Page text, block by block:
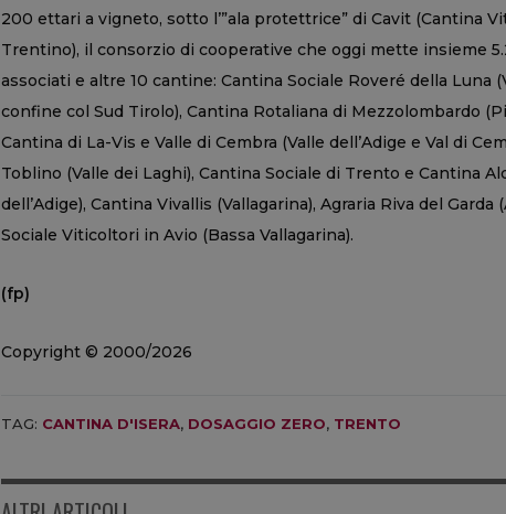
200 ettari a vigneto, sotto l’”ala protettrice” di Cavit (Cantina
Trentino), il consorzio di cooperative che oggi mette insieme
associati e altre 10 cantine: Cantina Sociale Roveré della Luna
confine col Sud Tirolo), Cantina Rotaliana di Mezzolombardo
Cantina di La-Vis e Valle di Cembra (Valle dell’Adige e Val di
Toblino (Valle dei Laghi), Cantina Sociale di Trento e Cantina
dell’Adige), Cantina Vivallis (Vallagarina), Agraria Riva del Garda
Sociale Viticoltori in Avio (Bassa Vallagarina).
(fp)
Copyright © 2000/2026
TAG: CANTINA D'ISERA, DOSAGGIO ZERO, TRENTO